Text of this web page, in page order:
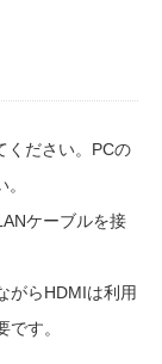
ください。PCの
ケーブルを接
がらHDMIは利用
す。